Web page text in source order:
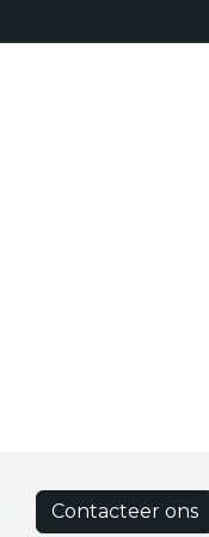
Contacteer ons